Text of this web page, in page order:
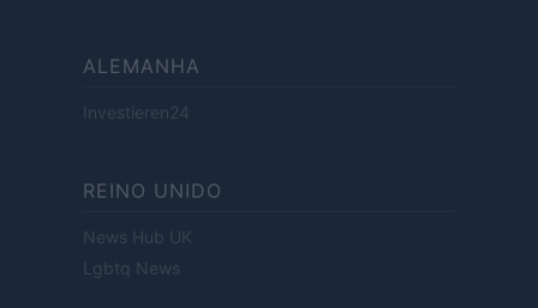
ALEMANHA
Investieren24
REINO UNIDO
News Hub UK
Lgbtq News